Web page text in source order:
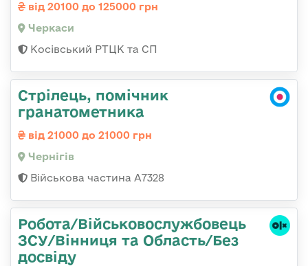
від 20100 до 125000 грн
Черкаси
Косівський РТЦК та СП
Стрілець, помічник
гранатометника
від 21000 до 21000 грн
Чернігів
Військова частина А7328
Робота/Військовослужбовець
ЗСУ/Вінниця та Область/Без
досвіду